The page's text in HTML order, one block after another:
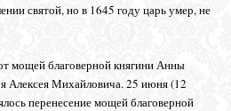
святой, но в 1645 году царь умер, не
мощей благоверной княгини Анны
Алексея Михайловича. 25 июня (12
перенесение мощей благоверной